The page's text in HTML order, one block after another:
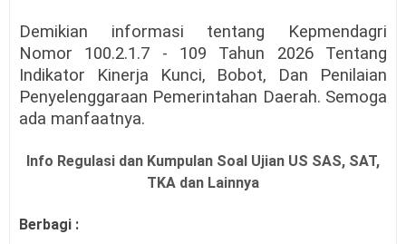
Demikian informasi tentang Kepmendagri
Nomor 100.2.1.7 - 109 Tahun 2026 Tentang
Indikator Kinerja Kunci, Bobot, Dan Penilaian
Penyelenggaraan Pemerintahan Daerah. Semoga
ada manfaatnya.
Info Regulasi dan Kumpulan Soal Ujian US SAS, SAT,
TKA dan Lainnya
Berbagi :